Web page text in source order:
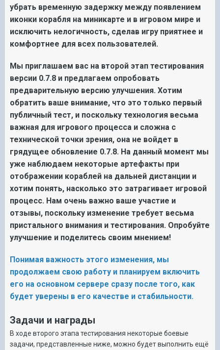
убрать временную задержку между появлением
иконки корабля на миникарте и в игровом мире и
исключить нелогичность, сделав игру приятнее и
комфортнее для всех пользователей.
Мы приглашаем вас на второй этап тестирования
версии 0.7.8 и предлагаем опробовать
предварительную версию улучшения. Хотим
обратить ваше внимание, что это только первый
публичный тест, и поскольку технология весьма
важная для игрового процесса и сложна с
технической точки зрения, она не войдет в
грядущее обновление 0.7.8. На данный момент мы
уже наблюдаем некоторые артефакты при
отображении кораблей на дальней дистанции и
хотим понять, насколько это затрагивает игровой
процесс. Нам очень важно ваше участие и
отзывы, поскольку изменение требует весьма
пристального внимания и тестирования. Опробуйте
улучшение и поделитесь своим мнением!
Понимая важность этого изменения, мы
продолжаем свою работу и планируем включить
его на основном сервере сразу после того, как
будет уверены в его качестве и стабильности.
Задачи и награды
В ходе второго этапа тестирования некоторые боевые
задачи, представленные ниже, можно будет выполнить ещё